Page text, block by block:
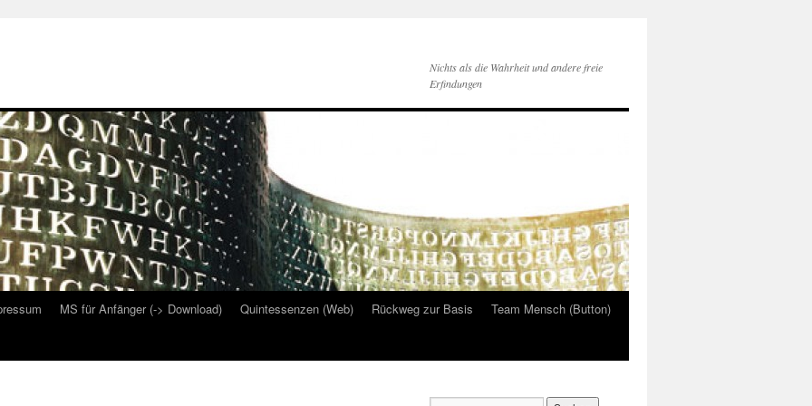
Nichts als die Wahrheit und andere freie
Erfindungen
MS für Anfänger (-> Download) Quintessenzen (Web) Rückweg zur Basis
Team Mensch (Button)